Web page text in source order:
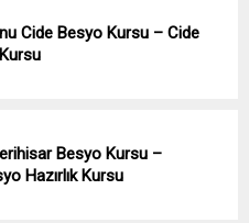
Cide Besyo Kursu – Cide
Besyo Kursu –
Hazırlık Kursu